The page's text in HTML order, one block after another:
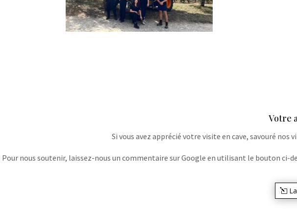
Votre
Si vous avez apprécié votre visite en cave, savouré
Pour nous soutenir, laissez-nous un commentaire sur Google en utilisant le bouton ci-